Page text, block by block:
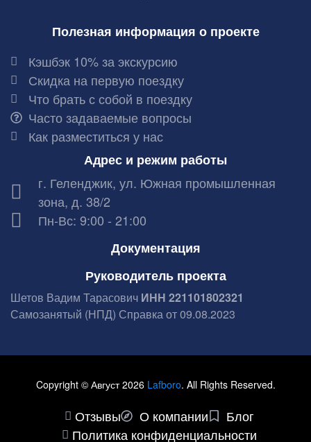
Полезная информация о проекте
Кэшбэк 10% за экскурсию
Скидка на первую поездку
Что брать с собой в поездку
Часто задаваемые вопросы
Как разместиться у нас
Адрес и режим работы
г. Геленджик, ул. Южная промышленная
зона, д. 38/2
Пн-Вс: 9:00 - 21:00
Документация
Руководитель проекта
Шетов Вадим Тарасович ИНН 221101802321
Самозанятый (НПД) Справка от 09.08.2023
Copyright © Август 2026 Lafboro. All Rights Reserved.
Отзывы О компании
Блог
Политика конфиденциальности